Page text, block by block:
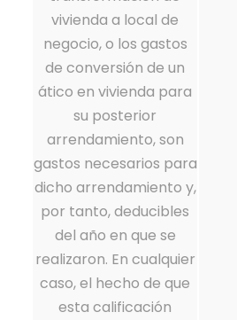
vivienda a local de
negocio, o los gastos
de conversión de un
ático en vivienda para
su posterior
arrendamiento, son
gastos necesarios para
dicho arrendamiento y,
por tanto, deducibles
del año en que se
realizaron. En cualquier
caso, el hecho de que
esta calificación